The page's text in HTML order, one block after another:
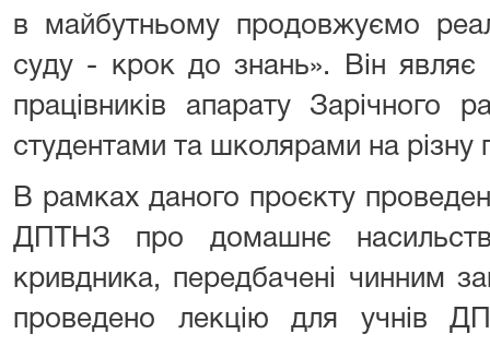
в майбутньому продовжуємо
суду - крок до знань». Він являє
працівників апарату Зарічного
студентами та школярами на різну
В рамках даного проєкту
ДПТНЗ про домашнє
кривдника, передбачені чинним
проведено лекцію для учнів